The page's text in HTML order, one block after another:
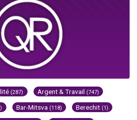
(287) Argent & Travail (747)
Bar-Mitsva (118) Berechit (1)